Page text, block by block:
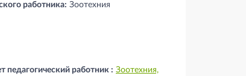
работника: Зоотехния
педагогический работник : Зоотехния,